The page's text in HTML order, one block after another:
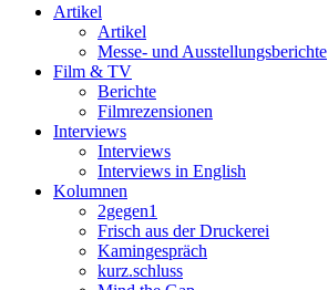
Artikel
Artikel
Messe- und Ausstellungsberichte
Film & TV
Berichte
Filmrezensionen
Interviews
Interviews
Interviews in English
Kolumnen
2gegen1
Frisch aus der Druckerei
Kamingespräch
kurz.schluss